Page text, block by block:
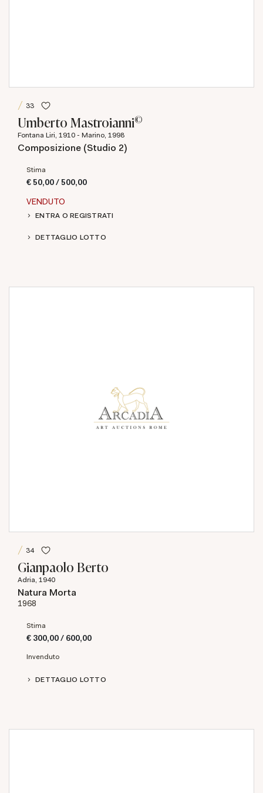
33
Umberto Mastroianni©
Fontana Liri, 1910 - Marino, 1998
Composizione (Studio 2)
Stima
€ 50,00 / 500,00
VENDUTO
ENTRA O REGISTRATI
DETTAGLIO LOTTO
34
Gianpaolo Berto
Adria, 1940
Natura Morta
1968
Stima
€ 300,00 / 600,00
Invenduto
DETTAGLIO LOTTO